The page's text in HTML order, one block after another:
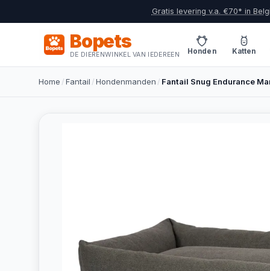
Gratis levering v.a. €70* in
Bopets
DE DIERENWINKEL VAN IEDEREEN Honden Katten
Home /Fantail /Hondenmanden / Fantail Snug Endurance